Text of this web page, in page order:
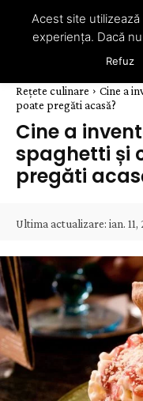
Rețete culinare
Cine a
poate pregăti acasă?
Cine a
spaghetti și
pregăti
Ultima actualizare: ian. 11,
Acest site
experiența. Dacă
Refuz